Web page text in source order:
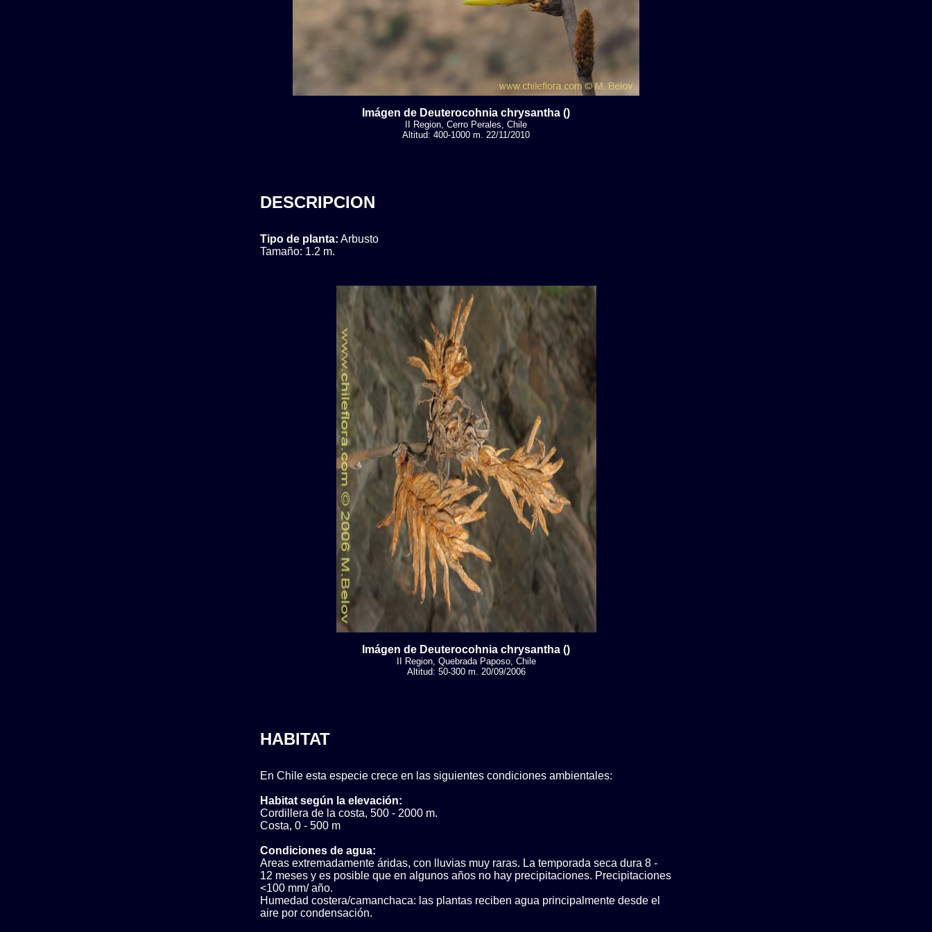
Imágen de Deuterocohnia chrysantha ()
II Region, Cerro Perales, Chile
Altitud: 400-1000 m. 22/11/2010
DESCRIPCION
Tipo de planta: Arbusto
Tamaño: 1.2 m.
Imágen de Deuterocohnia chrysantha ()
II Region, Quebrada Paposo, Chile
Altitud: 50-300 m. 20/09/2006
HABITAT
En Chile esta especie crece en las siguientes condiciones ambientales:
Habitat según la elevación:
Cordillera de la costa, 500 - 2000 m.
Costa, 0 - 500 m
Condiciones de agua:
Areas extremadamente áridas, con lluvias muy raras. La temporada seca dura 8 -
12 meses y es posible que en algunos años no hay precipitaciones. Precipitaciones
<100 mm/ año.
Humedad costera/camanchaca: las plantas reciben agua principalmente desde el
aire por condensación.